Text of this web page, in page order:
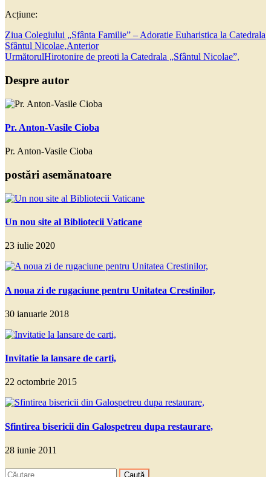
Acțiune:
Ziua Colegiului „Sfânta Familie” – Adoratie Euharistica la Catedrala
Sfântul Nicolae,Anterior
UrmătorulHirotonire de preoti la Catedrala „Sfântul Nicolae”,
Despre autor
Pr. Anton-Vasile Cioba
Pr. Anton-Vasile Cioba
postări asemănatoare
Un nou site al Bibliotecii Vaticane
23 iulie 2020
A noua zi de rugaciune pentru Unitatea Crestinilor,
30 ianuarie 2018
Invitatie la lansare de carti,
22 octombrie 2015
Sfintirea bisericii din Galospetreu dupa restaurare,
28 iunie 2011
Caută